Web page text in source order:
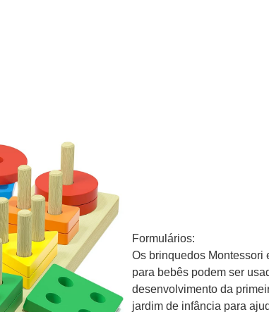
Formulários:
Os brinquedos Montessori
para bebês podem ser
desenvolvimento da
jardim de infância para